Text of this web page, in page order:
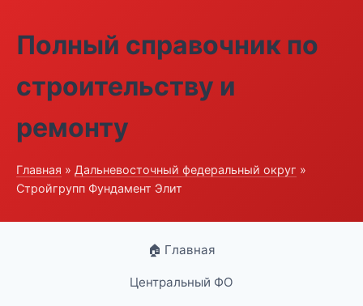
Полный справочник по
строительству и
ремонту
Главная » Дальневосточный федеральный округ »
Стройгрупп Фундамент Элит
🏠 Главная
Центральный ФО